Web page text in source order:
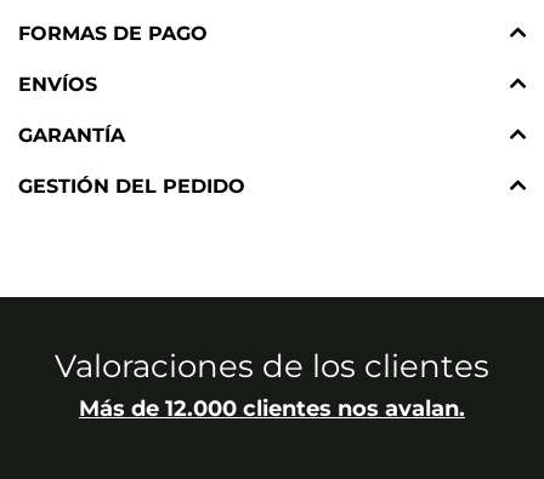
FORMAS DE PAGO
ENVÍOS
GARANTÍA
GESTIÓN DEL PEDIDO
Valoraciones de los clientes
Más de 12.000 clientes nos avalan.